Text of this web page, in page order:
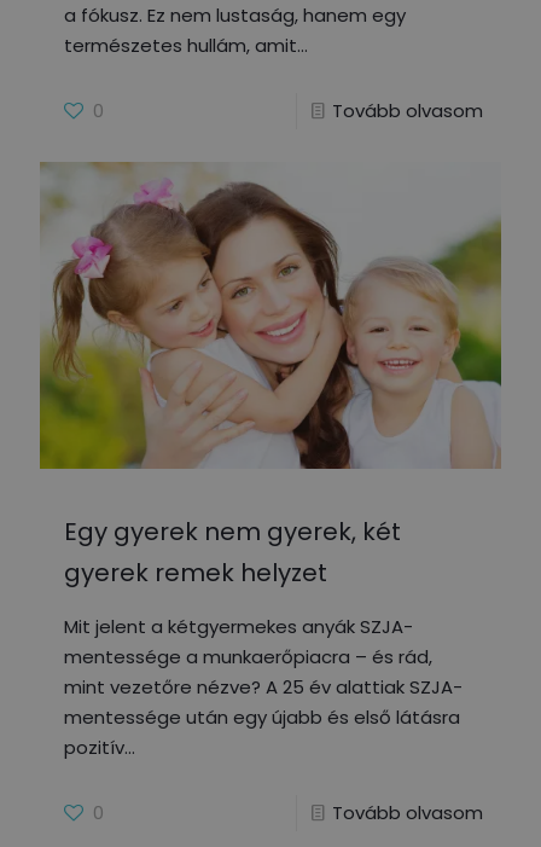
a fókusz. Ez nem lustaság, hanem egy
természetes hullám, amit
0 Tovább olvasom
Egy gyerek nem gyerek, két
gyerek remek helyzet
Mit jelent a kétgyermekes anyák SZJA-
mentessége a munkaerőpiacra – és rád,
mint vezetőre nézve? A 25 év alattiak SZJA-
mentessége után egy újabb és első látásra
pozitív
0 Tovább olvasom